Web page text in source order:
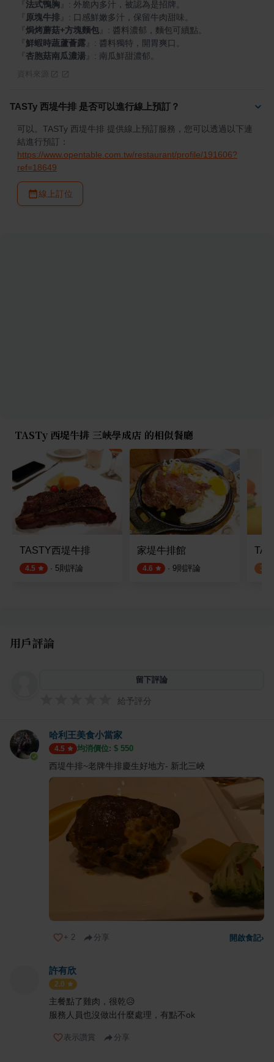
法式鴨胸
原塊牛排
焗烤蘑菇+方塊麵包
鮮蝦時蔬蘆薈露
杏胞菇南瓜濃湯 : 南瓜鮮甜濃郁。
TASTy 西堤牛排 是否可以進行線上預訂？
可以。TASTy 西堤牛排 提供線上預訂服務，您可以透過以下連
結進行預訂：
https://www.opentable.com.tw/restaurant/profile/191606?
ref=18649
線上訂位
TASTy 西堤牛排 三峽學成店 的相似餐廳
TASTY西堤牛排
4.5 · 5則評論
家堤牛排館
4.6 · 9則評論 3.0
用戶評論
留下評論
給予評分
哈利王美食小當家
4.5 均消價位: $ 550
西堤牛排~老牌牛排慶生好地方- 新北三峽
+ 2 分享 開啟食記›
許有欣
2.0
主餐點了雞肉，很乾😥
服務人員也沒做出什麼處理，有點不ok
表示讚賞 分享